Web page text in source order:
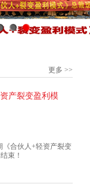
更多 >>
产裂变盈利模
《合伙人+轻资产裂变
束！